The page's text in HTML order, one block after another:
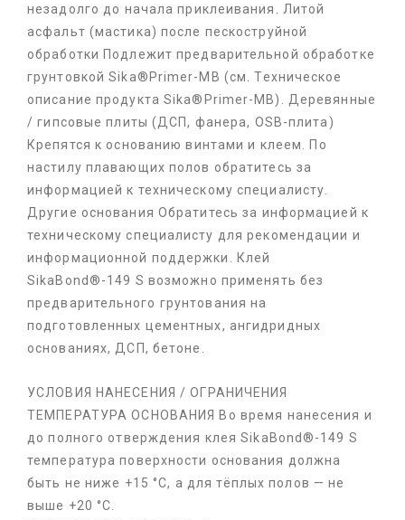
незадолго до начала приклеивания. Литой
асфальт (мастика) после пескоструйной
обработки Подлежит предварительной обработке
грунтовкой Sika®Primer-MB (см. Техническое
описание продукта Sika®Primer-MB). Деревянные
/ гипсовые плиты (ДСП, фанера, OSB-плита)
Крепятся к основанию винтами и клеем. По
настилу плавающих полов обратитесь за
информацией к техническому специалисту.
Другие основания Обратитесь за информацией к
техническому специалисту для рекомендации и
информационной поддержки. Клей
SikaBond®-149 S возможно применять без
предварительного грунтования на
подготовленных цементных, ангидридных
основаниях, ДСП, бетоне.
УСЛОВИЯ НАНЕСЕНИЯ / ОГРАНИЧЕНИЯ
ТЕМПЕРАТУРА ОСНОВАНИЯ Во время нанесения и
до полного отверждения клея SikaBond®-149 S
температура поверхности основания должна
быть не ниже +15 °C, а для тёплых полов — не
выше +20 °C.